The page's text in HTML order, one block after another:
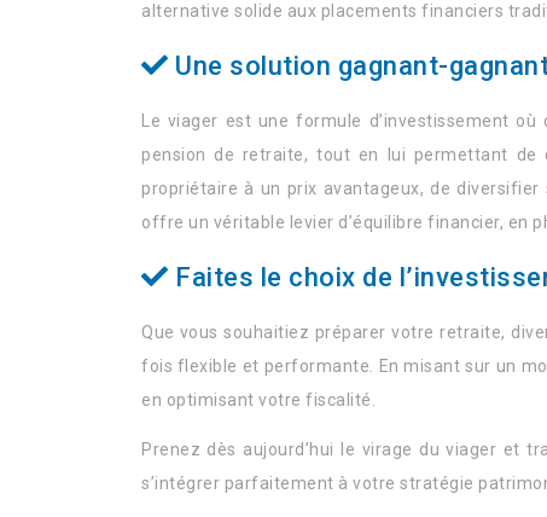
alternative solide aux placements financiers
Une solution gagnant-
Le viager est une formule d’investissement
pension de retraite, tout en lui permettant de
propriétaire à un prix avantageux, de
offre un véritable levier d’équilibre financier, en
Faites le choix de
Que vous souhaitiez préparer votre retraite,
fois flexible et performante. En misant sur un
en optimisant votre fiscalité.
Prenez dès aujourd’hui le virage du viager et
s’intégrer parfaitement à votre stratégie